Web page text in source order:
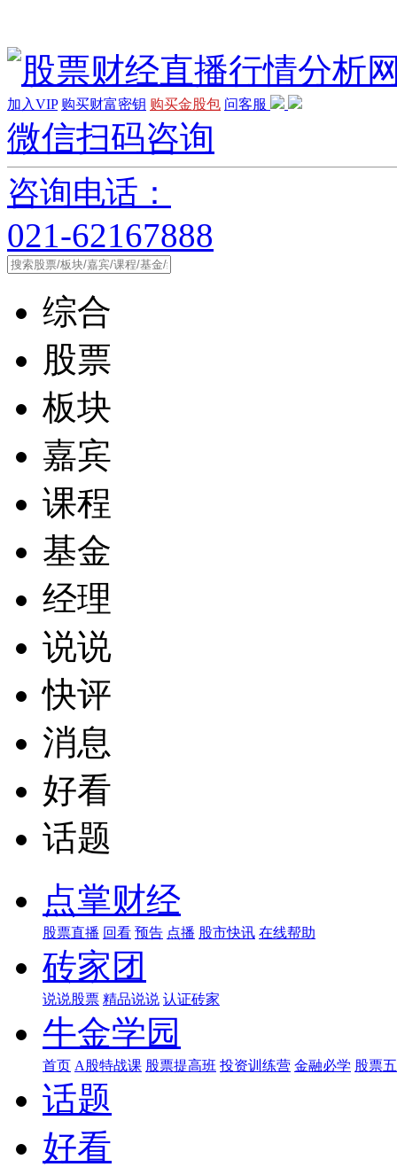
加入VIP 购买财富密钥 购买金股包 问客服
微信扫码咨询
咨询电话：
021-62167888
综合
股票
板块
嘉宾
课程
基金
经理
说说
快评
消息
好看
话题
点掌财经
股票直播 回看 预告 点播 股市快讯 在线帮助
砖家团
说说股票 精品说说 认证砖家
牛金学园
首页 A股特战课 股票提高班 投资训练营 金融必学 股票
话题
好看